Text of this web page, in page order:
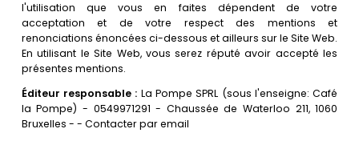
l'utilisation que vous en faites dépendent de votre
acceptation et de votre respect des mentions et
renonciations énoncées ci-dessous et ailleurs sur le Site Web.
En utilisant le Site Web, vous serez réputé avoir accepté les
présentes mentions.
Éditeur responsable : La Pompe SPRL (sous l'enseigne: Café
la Pompe) - 0549971291 - Chaussée de Waterloo 211, 1060
Bruxelles - - Contacter par email